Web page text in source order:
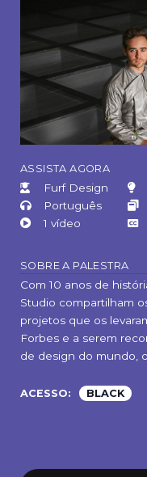
ASSISTA AGORA
Furf Design
Português
1 vídeo
SOBRE A PALESTRA
Com 10 anos de
Studio compartilham
projetos que os
Forbes e a serem
de design do mundo,
ACESSO: BLACK